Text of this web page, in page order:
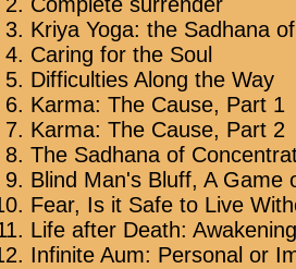
Kriya Yoga: the Sadhana
Caring for the Soul
Difficulties Along the Way
Karma: The Cause, Part 1
Karma: The Cause, Part 2
The Sadhana of
Blind Man's Bluff, A Game
Fear, Is it Safe to Live
Life after Death:
Infinite Aum: Personal or